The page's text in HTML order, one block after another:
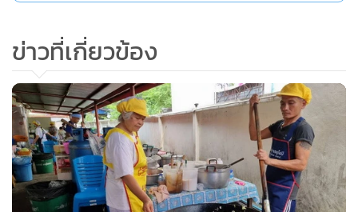
ข่าวที่เกี่ยวข้อง